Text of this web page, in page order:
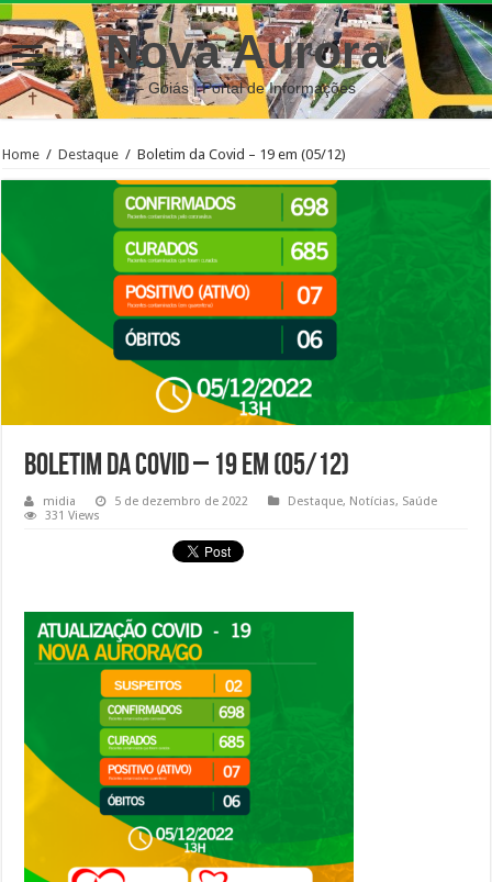
Nova Aurora
– Goiás | Portal de Informações
Home / Destaque / Boletim da Covid – 19 em (05/12)
Boletim da Covid – 19 em (05/12)
midia 5 de dezembro de 2022 Destaque, Notícias, Saúde
331 Views